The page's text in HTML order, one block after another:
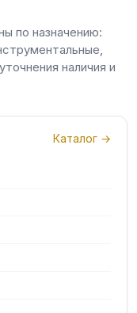
по назначению:
наличия и
Каталог →